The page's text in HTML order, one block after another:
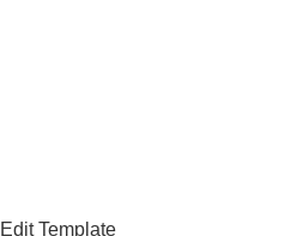
Edit Template